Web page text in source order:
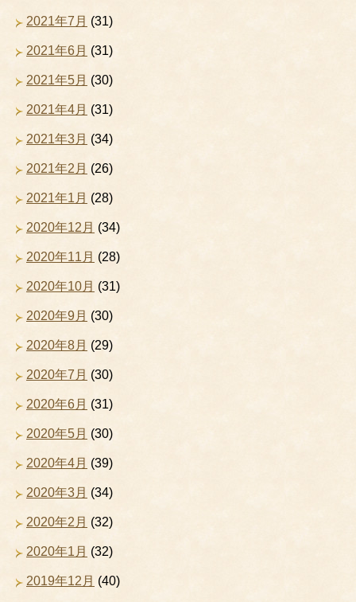
2021年7月 (31)
2021年6月 (31)
2021年5月 (30)
2021年4月 (31)
2021年3月 (34)
2021年2月 (26)
2021年1月 (28)
2020年12月 (34)
2020年11月 (28)
2020年10月 (31)
2020年9月 (30)
2020年8月 (29)
2020年7月 (30)
2020年6月 (31)
2020年5月 (30)
2020年4月 (39)
2020年3月 (34)
2020年2月 (32)
2020年1月 (32)
2019年12月 (40)